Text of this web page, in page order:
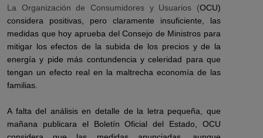
La Organización de Consumidores y Usuarios (OCU)
considera positivas, pero claramente insuficiente, las
medidas que hoy aprueba del Consejo de Ministros para
mitigar los efectos de la subida de los precios y de la
energía y pide más contundencia y celeridad para que
tengan un efecto real en la maltrecha economía de las
familias.
A falta del análisis en detalle de la letra pequeña, que
mañana publicara el Boletín Oficial del Estado, OCU